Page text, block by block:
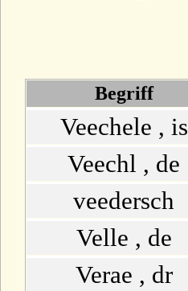
D
E
F
G
H
Begriff
Veechele , is
Veechl , de
veedersch
Velle , de
Verae , dr